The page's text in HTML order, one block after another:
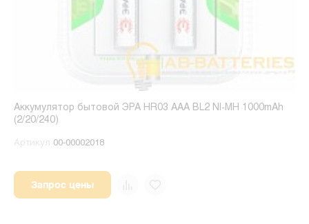
Аккумулятор бытовой ЭРА HR03 AAA BL2 NI-MH 1000mAh
(2/20/240)
Артикул 00-00002018
Запрос цены